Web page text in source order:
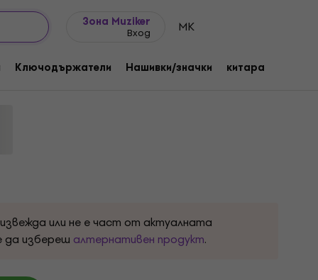
Зона Muziker
Вход MK
Ключодържатели Нашивки/значки китара
Black S Риза
или не е част от актуалната
да избереш алтернативен продукт.